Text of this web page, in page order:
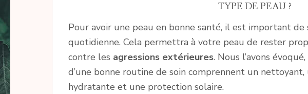
TYPE DE PEAU ?
Pour avoir une peau en bonne santé, il est important
quotidienne. Cela permettra à votre peau de rester
contre les agressions extérieures. Nous l’avons
d’une bonne routine de soin comprennent un
hydratante et une protection solaire.